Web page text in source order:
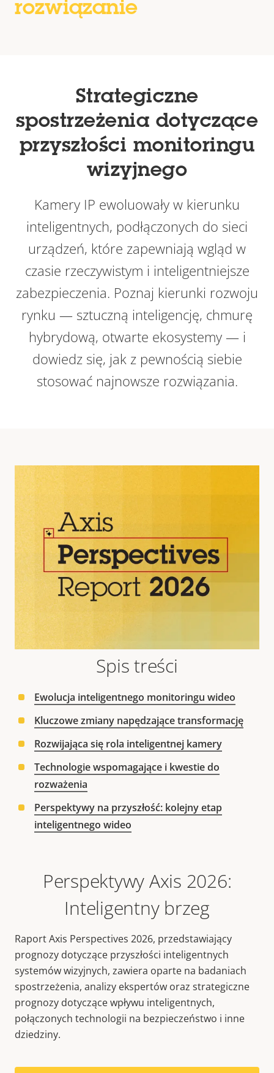
rozwiązanie
Strategiczne
spostrzeżenia dotyczące
przyszłości monitoringu
wizyjnego
Kamery IP ewoluowały w kierunku
inteligentnych, podłączonych do sieci
urządzeń, które zapewniają wgląd w
czasie rzeczywistym i inteligentniejsze
zabezpieczenia. Poznaj kierunki rozwoju
rynku — sztuczną inteligencję, chmurę
hybrydową, otwarte ekosystemy — i
dowiedz się, jak z pewnością siebie
stosować najnowsze rozwiązania.
Spis treści
Ewolucja inteligentnego monitoringu wideo
Kluczowe zmiany napędzające transformację
Rozwijająca się rola inteligentnej kamery
Technologie wspomagające i kwestie do
rozważenia
Perspektywy na przyszłość: kolejny etap
inteligentnego wideo
Perspektywy Axis 2026:
Inteligentny brzeg
Raport Axis Perspectives 2026, przedstawiający
prognozy dotyczące przyszłości inteligentnych
systemów wizyjnych, zawiera oparte na badaniach
spostrzeżenia, analizy ekspertów oraz strategiczne
prognozy dotyczące wpływu inteligentnych,
połączonych technologii na bezpieczeństwo i inne
dziedziny.